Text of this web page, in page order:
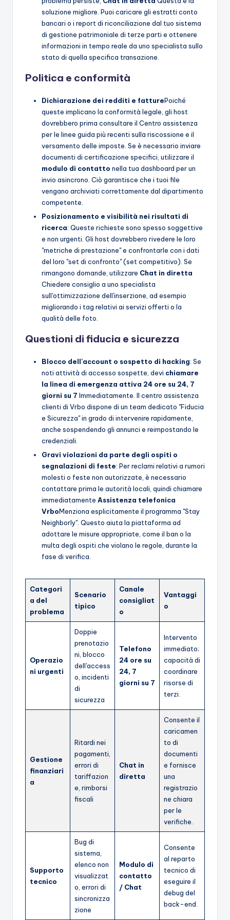
soluzione migliore. Puoi caricare gli estratti conto
bancari o i report di riconciliazione dal tuo sistema
di gestione patrimoniale di terze parti e ottenere
informazioni in tempo reale da uno specialista sullo
stato di quella specifica transazione.
Politica e conformità
Dichiarazione dei redditi e fatturePoiché
queste implicano la conformità legale, gli host
dovrebbero prima consultare il Centro assistenza
per le linee guida più recenti sulla riscossione e il
versamento delle imposte. Se è necessario inviare
documenti di certificazione specifici, utilizzare il
modulo di contatto nella tua dashboard per un
invio asincrono. Ciò garantisce che i tuoi file
vengano archiviati correttamente dal dipartimento
competente.
Posizionamento e visibilità nei risultati di
ricerca: Queste richieste sono spesso soggettive
e non urgenti. Gli host dovrebbero rivedere le loro
"metriche di prestazione" e confrontarle con i dati
del loro "set di confronto" (set competitivo). Se
rimangono domande, utilizzare Chat in diretta
Chiedere consiglio a uno specialista
sull'ottimizzazione dell'inserzione, ad esempio
migliorando i tag relativi ai servizi offerti o la
qualità delle foto.
Questioni di fiducia e sicurezza
Blocco dell'account o sospetto di hacking: Se
noti attività di accesso sospette, devi chiamare
la linea di emergenza attiva 24 ore su 24, 7
giorni su 7 Immediatamente. Il centro assistenza
clienti di Vrbo dispone di un team dedicato "Fiducia
e Sicurezza" in grado di intervenire rapidamente,
anche sospendendo gli annunci e reimpostando le
credenziali.
Gravi violazioni da parte degli ospiti o
segnalazioni di feste: Per reclami relativi a rumori
molesti o feste non autorizzate, è necessario
contattare prima le autorità locali, quindi chiamare
immediatamente Assistenza telefonica
VrboMenziona esplicitamente il programma "Stay
Neighborly". Questo aiuta la piattaforma ad
adottare le misure appropriate, come il ban o la
multa degli ospiti che violano le regole, durante la
fase di verifica.
Categori
a del
problema
Scenario
tipico
Canale
consigliat
o
Vantaggi
o
Operazio
ni urgenti
Doppie
prenotazio
ni, blocco
dell'access
o, incidenti
di
sicurezza
Telefono
24 ore su
24, 7
giorni su 7
Intervento
immediato;
capacità di
coordinare
risorse di
terzi.
Gestione
finanziari
a
Ritardi nei
pagamenti,
errori di
tariffazion
e, rimborsi
fiscali
Chat in
diretta
Consente il
caricamen
to di
documenti
e fornisce
una
registrazio
ne chiara
per le
verifiche.
Supporto
tecnico
Bug di
sistema,
elenco non
visualizzat
o, errori di
sincronizza
zione
Modulo di
contatto
/ Chat
Consente
al reparto
tecnico di
eseguire il
debug del
back-end.